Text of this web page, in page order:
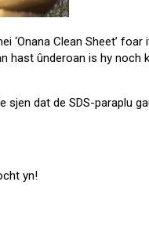
Clean Sheet’ foar
hast ûnderoan is hy noch
sjen dat de SDS-paraplu
yn!